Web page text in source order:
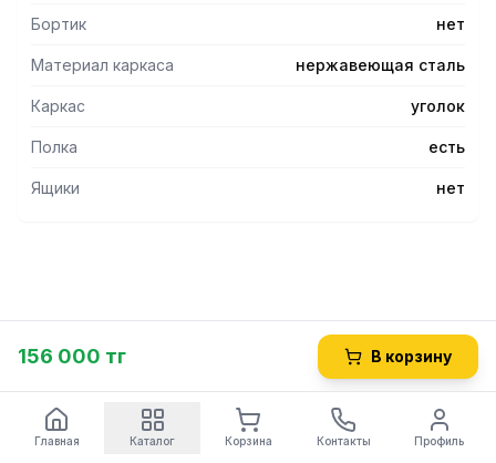
Бортик нет
Материал каркаса нержавеющая сталь
Каркас уголок
Полка есть
Ящики нет
156 000 тг В корзину
Главная Каталог Корзина Контакты Профиль